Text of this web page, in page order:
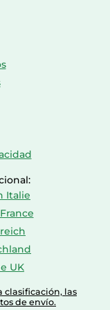
Italie
UK
clasificación, las
de envío.